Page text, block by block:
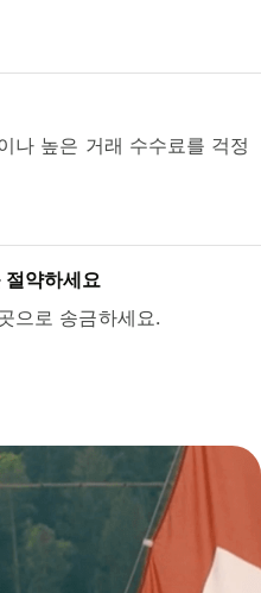
나 높은 거래 수수료를 걱정
절약하세요
으로 송금하세요.